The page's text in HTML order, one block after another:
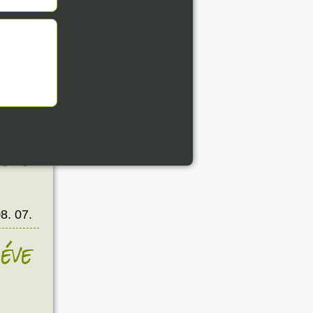
07.
07.
07.
éve